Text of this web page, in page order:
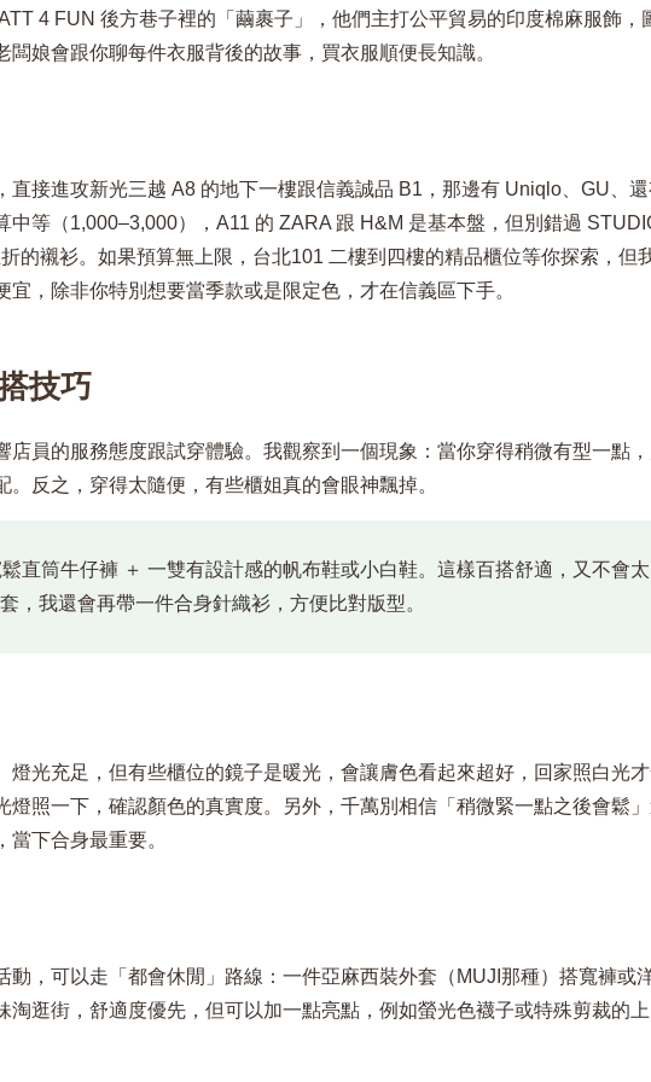
4 FUN 後方巷子裡的「繭裹子」，他們主打公平貿易的印度棉麻服飾，
娘會跟你聊每件衣服背後的故事，買衣服順便長知識。
直接進攻新光三越 A8 的地下一樓跟信義誠品 B1，那邊有 Uniqlo、GU、
中等（1,000–3,000），A11 的 ZARA 跟 H&M 是基本盤，但別錯過
的襯衫。如果預算無上限，台北101 二樓到四樓的精品櫃位等你探索，但
，除非你特別想要當季款或是限定色，才在信義區下手。
技巧
店員的服務態度跟試穿體驗。我觀察到一個現象：當你穿得稍微有型一點
。反之，穿得太隨便，有些櫃姐真的會眼神飄掉。
直筒牛仔褲 ＋ 一雙有設計感的帆布鞋或小白鞋。這樣百搭舒適，又不會太
，我還會再帶一件合身針織衫，方便比對版型。
燈光充足，但有些櫃位的鏡子是暖光，會讓膚色看起來超好，回家照白光
燈照一下，確認顏色的真實度。另外，千萬別相信「稍微緊一點之後會鬆
下合身最重要。
動，可以走「都會休閒」路線：一件亞麻西裝外套（MUJI那種）搭寬褲或
淘逛街，舒適度優先，但可以加一點亮點，例如螢光色襪子或特殊剪裁的上